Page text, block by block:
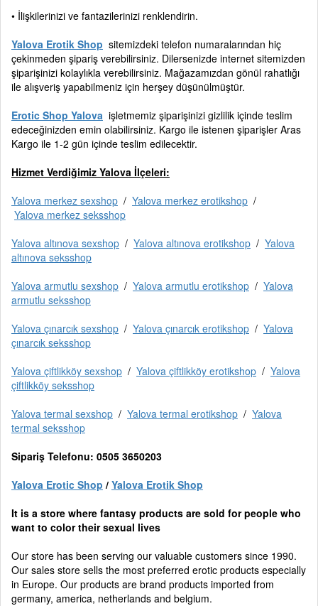
• İlişkilerinizi ve fantazilerinizi renklendirin.
Yalova Erotik Shop sitemizdeki telefon numaralarından hiç
çekinmeden şipariş verebilirsiniz. Dilersenizde internet sitemizden
şiparişinizi kolaylıkla verebilirsiniz. Mağazamızdan gönül rahatlığı
ile alışveriş yapabilmeniz için herşey düşünülmüştür.
Erotic Shop Yalova işletmemiz şiparişinizi gizlilik içinde teslim
edeceğinizden emin olabilirsiniz. Kargo ile istenen şiparişler Aras
Kargo ile 1-2 gün içinde teslim edilecektir.
Hizmet Verdiğimiz Yalova İlçeleri:
Yalova merkez sexshop / Yalova merkez erotikshop /
Yalova merkez seksshop
Yalova altınova sexshop / Yalova altınova erotikshop / Yalova
altınova seksshop
Yalova armutlu sexshop / Yalova armutlu erotikshop / Yalova
armutlu seksshop
Yalova çınarcık sexshop / Yalova çınarcık erotikshop / Yalova
çınarcık seksshop
Yalova çiftlikköy sexshop / Yalova çiftlikköy erotikshop / Yalova
çiftlikköy seksshop
Yalova termal sexshop / Yalova termal erotikshop / Yalova
termal seksshop
Sipariş Telefonu: 0505 3650203
Yalova Erotic Shop / Yalova Erotik Shop
It is a store where fantasy products are sold for people who
want to color their sexual lives
Our store has been serving our valuable customers since 1990.
Our sales store sells the most preferred erotic products especially
in Europe. Our products are brand products imported from
germany, america, netherlands and belgium.